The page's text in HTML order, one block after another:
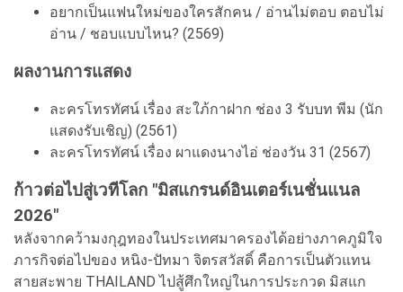
อยากเป็นแฟนใหม่ของใครสักคน / อ่านไม่ตอบ ตอบไม่
อ่าน / ชอบแบบไหน? (2569)
ผลงานการแสดง
ละครโทรทัศน์ เรื่อง สะใภ้กาฝาก ช่อง 3 รับบท พีม (นัก
แสดงรับเชิญ) (2561)
ละครโทรทัศน์ เรื่อง ผาแดงนางไอ่ ช่องวัน 31 (2567)
ก้าวต่อไปสู่เวทีโลก "มิสแกรนด์อินเตอร์เนชั่นแนล
2026"
หลังจากคว้ามงกุฎทองในประเทศมาครองได้อย่างภาคภูมิใจ
ภารกิจต่อไปของ หนิง-ปัทมา จิตรสวัสดิ์ คือการเป็นตัวแทน
สายสะพาย THAILAND ไปสู้ศึกใหญ่ในการประกวด มิสแก